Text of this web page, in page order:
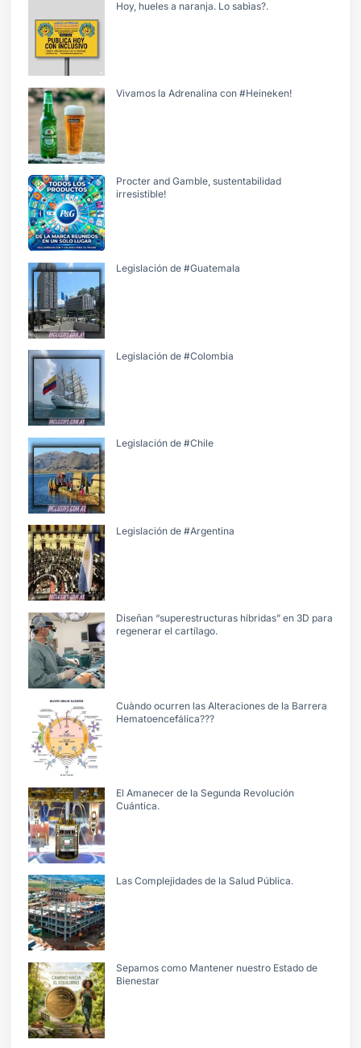
Hoy, hueles a naranja. Lo sabìas?.
Vivamos la Adrenalina con #Heineken!
Procter and Gamble, sustentabilidad
irresistible!
Legislación de #Guatemala
Legislación de #Colombia
Legislación de #Chile
Legislación de #Argentina
Diseñan “superestructuras híbridas” en 3D para
regenerar el cartílago.
Cuàndo ocurren las Alteraciones de la Barrera
Hematoencefálica???
El Amanecer de la Segunda Revolución
Cuántica.
Las Complejidades de la Salud Pública.
Sepamos como Mantener nuestro Estado de
Bienestar